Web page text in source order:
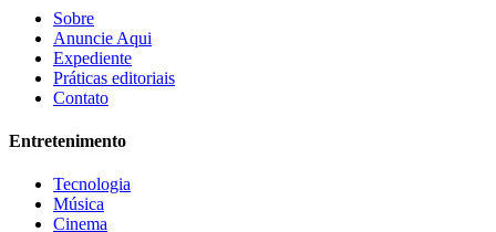
Sobre
Anuncie Aqui
Expediente
Práticas editoriais
Contato
Entretenimento
Tecnologia
Música
Cinema